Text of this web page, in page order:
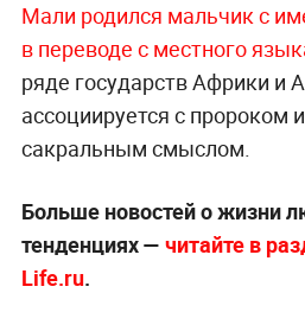
Мали родился мальчик с
в переводе с местного
ряде государств Африки и
ассоциируется с пророком
сакральным смыслом.
Больше новостей о жизни
тенденциях — читайте в
Life.ru.